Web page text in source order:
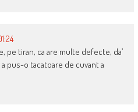
pe tiran, ca are multe defecte, da’
pus-o tacatoare de cuvant a